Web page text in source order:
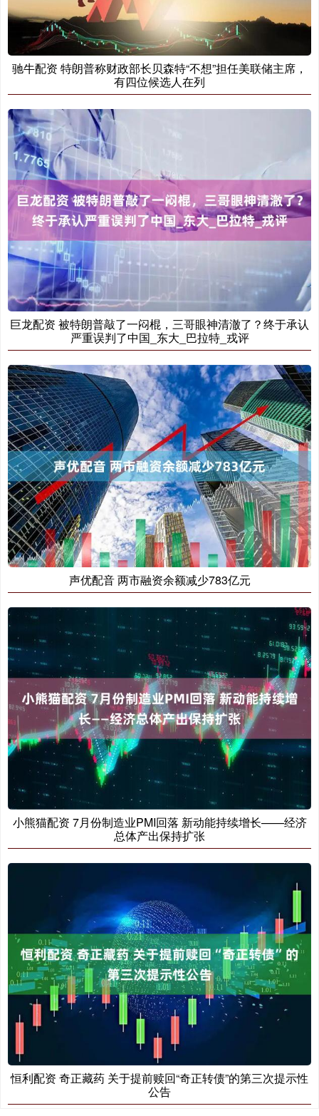
驰牛配资 特朗普称财政部长贝森特“不想”担任美联储主席，
有四位候选人在列
巨龙配资 被特朗普敲了一闷棍，三哥眼神清澈了？终于承认
严重误判了中国_东大_巴拉特_戎评
声优配音 两市融资余额减少783亿元
小熊猫配资 7月份制造业PMI回落 新动能持续增长——经济
总体产出保持扩张
恒利配资 奇正藏药 关于提前赎回“奇正转债”的第三次提示性
公告